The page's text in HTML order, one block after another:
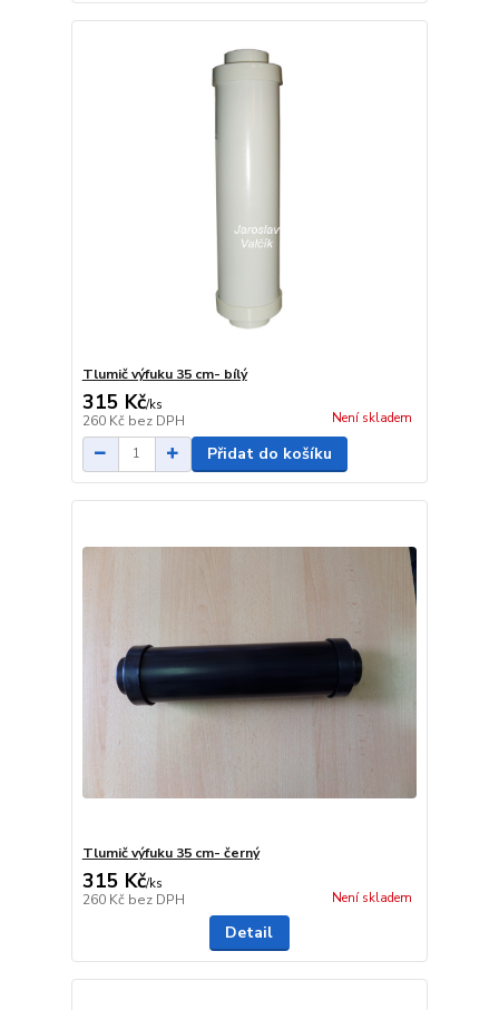
Tlumič výfuku 35 cm- bílý
315 Kč/ks
260 Kč bez DPH Není skladem
Přidat do košíku
Tlumič výfuku 35 cm- černý
315 Kč/ks
260 Kč bez DPH Není skladem
Detail